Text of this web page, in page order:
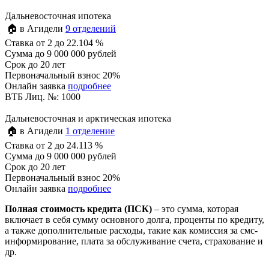
Дальневосточная ипотека
🏠 в Агидели 9 отделений
Ставка от 2 до 22.104 %
Сумма до 9 000 000 рублей
Срок до 20 лет
Первоначальный взнос 20%
Онлайн заявка подробнее
ВТБ Лиц. №: 1000
Дальневосточная и арктическая ипотека
🏠 в Агидели 1 отделение
Ставка от 2 до 24.113 %
Сумма до 9 000 000 рублей
Срок до 20 лет
Первоначальный взнос 20%
Онлайн заявка подробнее
Полная стоимость кредита (ПСК) – это сумма, которая
включает в себя сумму основного долга, проценты по кредиту,
а также дополнительные расходы, такие как комиссия за смс-
информирование, плата за обслуживание счета, страхование и
др.